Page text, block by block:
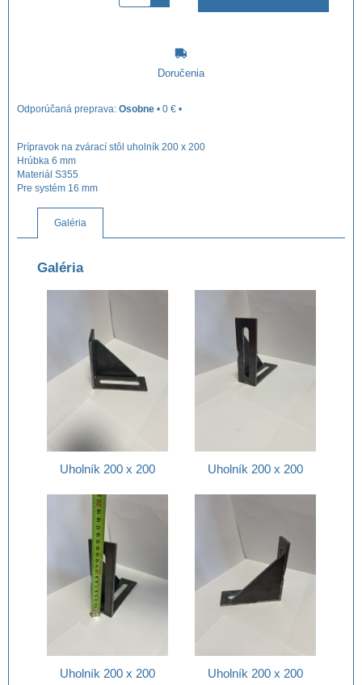
Doručenia
Osobne • 0 € •
Prípravok na zvárací stôl uholník 200 x 200
Hrúbka 6 mm
Materiál S355
Pre systém 16 mm
Galéria
Galéria
Uholník 200 x 200 Uholník 200 x 200
Uholník 200 x 200 Uholník 200 x 200